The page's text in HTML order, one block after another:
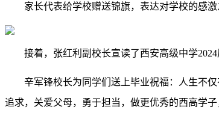
家长代表给学校赠送锦旗，表达对学校的感激
接着，张红利副校长宣读了西安高级中学
辛军锋校长为同学们送上毕业祝福：人生不
追求，关爱父母，勇于担当，做更优秀的西高学子